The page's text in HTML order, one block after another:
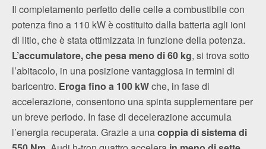
Il completamento perfetto delle celle a combustibile con
potenza fino a 110 kW è costituito dalla batteria agli ioni
di litio, che è stata ottimizzata in funzione della potenza.
L’accumulatore, che pesa meno di 60 kg, si trova sotto
l’abitacolo, in una posizione vantaggiosa in termini di
baricentro. Eroga fino a 100 kWche, in fase di
accelerazione, consentono una spinta supplementare per
un breve periodo. In fase di decelerazione accumula
l’energia recuperata. Grazie a unacoppia di sistema di